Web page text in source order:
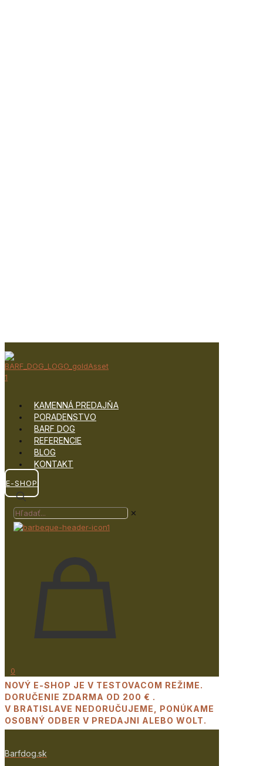
KAMENNÁ PREDAJŇA
PORADENSTVO
BARF DOG
REFERENCIE
BLOG
KONTAKT
E-SHOP
✕
0
NOVÝ E-SHOP JE V TESTOVACOM REŽIME.
DORUČENIE ZDARMA OD 200 € .
V BRATISLAVE NEDORUČUJEME, PONÚKAME
OSOBNÝ ODBER V PREDAJNI ALEBO WOLT.
Barfdog.sk